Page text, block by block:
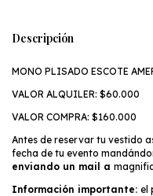
Descripción
MONO PLISADO ESCOTE
VALOR ALQUILER: $60.000
VALOR COMPRA: $160.000
Antes de reservar tu vestido
fecha de tu evento
enviando un mail a
Información importante: el